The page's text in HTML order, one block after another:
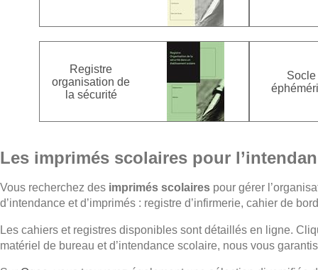
Registre
organisation de
la sécurité
Socle
Les imprimés scolaires pour
Vous recherchez des imprimés scolaires pour gérer
d’intendance et d’imprimés : registre d’infirmerie, cahier de
Les cahiers et registres disponibles sont détaillés en ligne.
matériel de bureau et d’intendance scolaire, nous vous